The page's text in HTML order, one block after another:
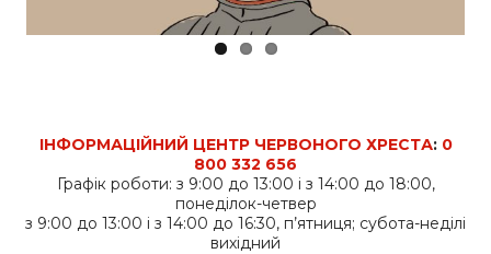
ІНФОРМАЦІЙНИЙ ЦЕНТР ЧЕРВОНОГО ХРЕСТА: 0
800 332 656
Графік роботи: з 9:00 до 13:00 і з 14:00 до 18:00,
понеділок-четвер
з 9:00 до 13:00 і з 14:00 до 16:30, п’ятниця; субота-неділі
вихідний